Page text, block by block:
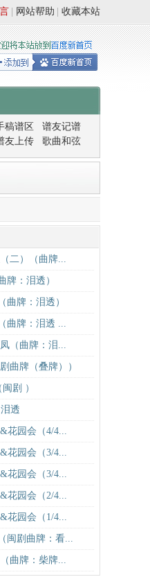
收藏本站
网站帮助
稿谱区
谱友记谱
友上传
歌曲和弦
二）（曲牌...
牌：泪透）
曲牌：泪透）
曲牌：泪透 ...
（曲牌：泪...
曲牌（叠牌））
剧 ）
透
花园会（4/4...
花园会（3/4...
花园会（3/4...
花园会（2/4...
花园会（1/4...
闽剧曲牌：看...
曲牌：柴牌...